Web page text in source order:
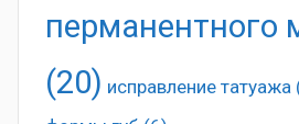
перманентного
(20) исправление татуажа